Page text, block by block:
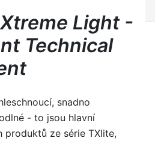
Light -
Technical
snadno
- to jsou hlavní
produktů ze série TXlite,